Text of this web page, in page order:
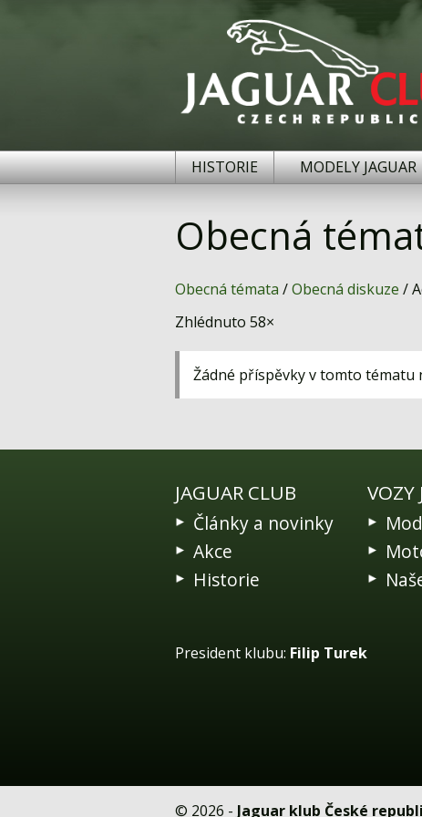
HISTORIE MODELY JAGUAR
Obecná
Obecná témata /Obecná diskuze /
Zhlédnuto 58×
Žádné příspěvky v tomto tématu
JAGUAR CLUB
Články a novinky
Akce
Historie
VOZY
President klubu: Filip Turek
© 2026 - Jaguar klub České